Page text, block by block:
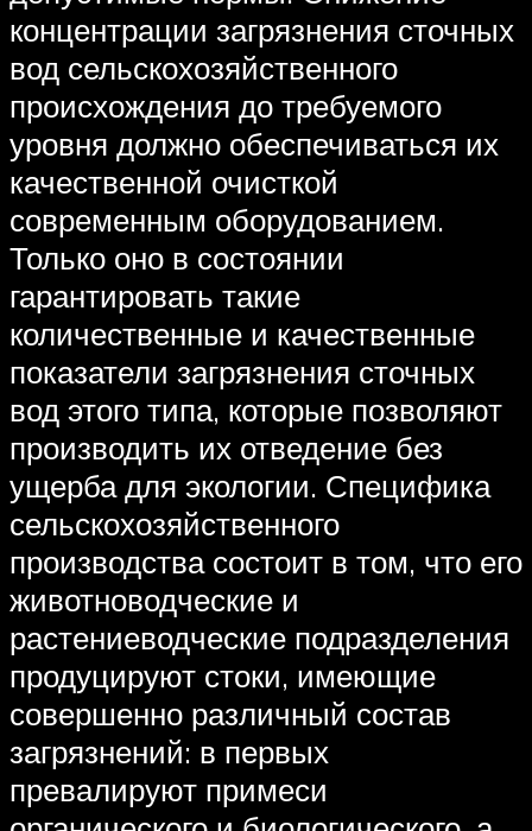
концентрации загрязнения сточных
вод сельскохозяйственного
происхождения до требуемого
уровня должно обеспечиваться их
качественной очисткой
современным оборудованием.
Только оно в состоянии
гарантировать такие
количественные и качественные
показатели загрязнения сточных
вод этого типа, которые позволяют
производить их отведение без
ущерба для экологии. Специфика
сельскохозяйственного
производства состоит в том, что его
животноводческие и
растениеводческие подразделения
продуцируют стоки, имеющие
совершенно различный состав
загрязнений: в первых
превалируют примеси